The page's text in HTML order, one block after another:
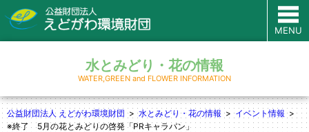
MENU
水とみどり・花の情報
WATER,GREEN and FLOWER INFORMATION
公益財団法人 えどがわ環境財団 水とみどり・花の情報
イベント情報
※終了 5月の花とみどりの啓発「PRキャラバン」